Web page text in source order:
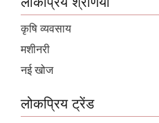
कृषि व्यवसाय
मशीनरी
नई खोज
लोकप्रिय ट्रेंड